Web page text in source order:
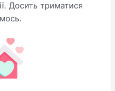
Досить триматися